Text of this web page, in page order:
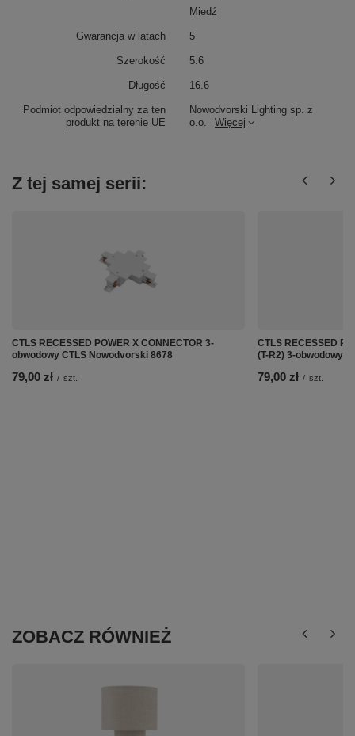
Podmiot odpowiedzialny za ten
produkt na terenie UE
Nowodvorski Lighting sp. z
o.o.
Więcej
Miedź
Gwarancja w latach 5
Szerokość 5.6
Długość 16.6
Z tej samej serii:
CTLS RECESSED POWER X CONNECTOR 3-
obwodowy CTLS Nowodvorski 8678
79,00 zł / szt.
CTLS RECESSED
(T-R2) 3-obwodowy
79,00 zł / szt.
ZOBACZ RÓWNIEŻ